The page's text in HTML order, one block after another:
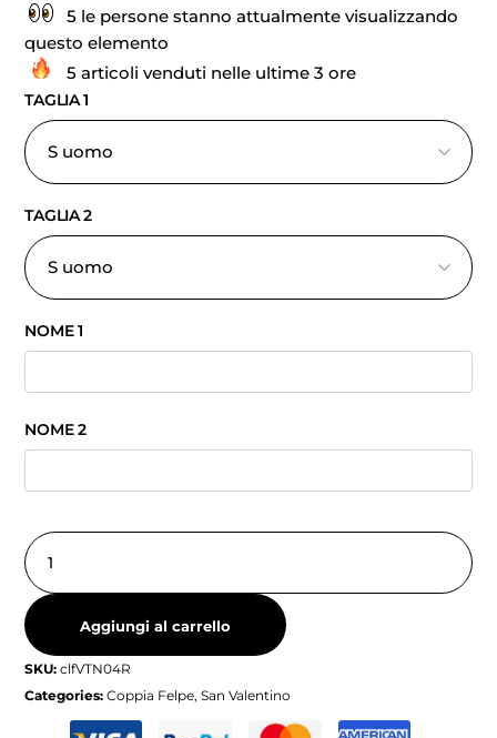
5 le persone stanno attualmente visualizzando
questo elemento
5 articoli venduti nelle ultime 3 ore
TAGLIA 1
TAGLIA 2
NOME 1
NOME 2
Aggiungi al carrello
SKU:clfVTN04R
Categories:Coppia Felpe,San Valentino